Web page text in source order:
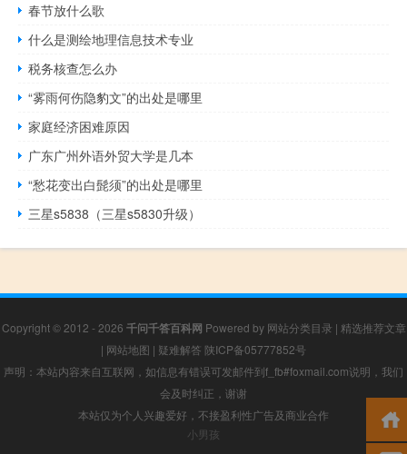
春节放什么歌
什么是测绘地理信息技术专业
税务核查怎么办
“雾雨何伤隐豹文”的出处是哪里
家庭经济困难原因
广东广州外语外贸大学是几本
“愁花变出白髭须”的出处是哪里
三星s5838（三星s5830升级）
Copyright © 2012 - 2026 千问千答百科网 Powered by 网站分类目录 | 精选推荐文章
| 网站地图 | 疑难解答 陕ICP备05777852号
声明：本站内容来自互联网，如信息有错误可发邮件到f_fb#foxmail.com说明，我们
会及时纠正，谢谢
本站仅为个人兴趣爱好，不接盈利性广告及商业合作
小男孩